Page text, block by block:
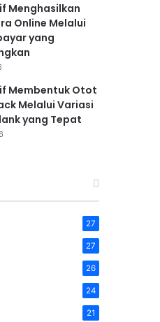
Menghasilkan
Online Melalui
yang
Membentuk Otot
Melalui Variasi
yang Tepat
27
27
26
24
21